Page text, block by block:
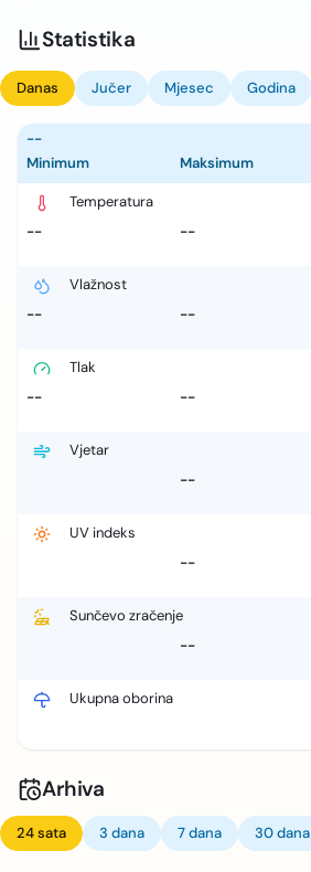
Statistika
Danas Jučer Mjesec Godina
--
Minimum
Maksimum
Temperatura
--
--
Vlažnost
--
--
Tlak
--
--
Vjetar
--
UV indeks
--
Sunčevo zračenje
--
Ukupna oborina
Arhiva
24 sata 3 dana 7 dana 30 dana